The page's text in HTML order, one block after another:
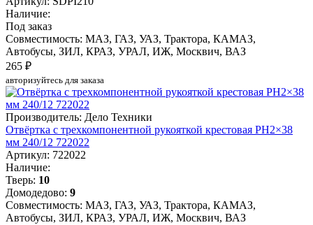
Наличие:
Под заказ
Совместимость: МАЗ, ГАЗ, УАЗ, Трактора, КАМАЗ,
Автобусы, ЗИЛ, КРАЗ, УРАЛ, ИЖ, Москвич, ВАЗ
265 ₽
авторизуйтесь для заказа
Производитель: Дело Техники
Отвёртка c трехкомпонентной рукояткой крестовая РН2×38
мм 240/12 722022
Артикул: 722022
Наличие:
Тверь: 10
Домодедово: 9
Совместимость: МАЗ, ГАЗ, УАЗ, Трактора, КАМАЗ,
Автобусы, ЗИЛ, КРАЗ, УРАЛ, ИЖ, Москвич, ВАЗ